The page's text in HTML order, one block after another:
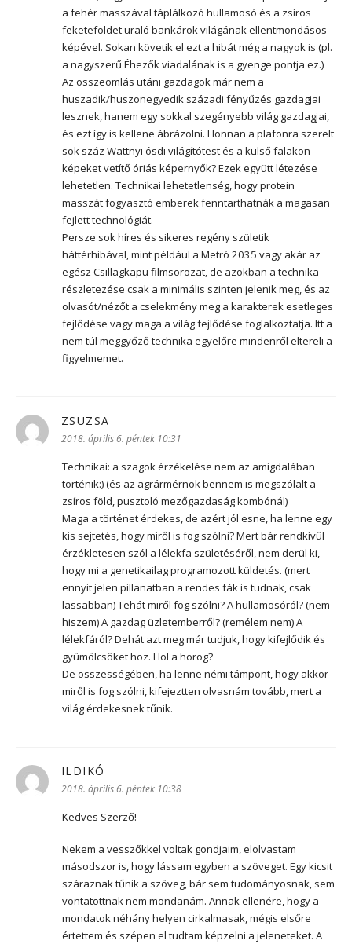
a fehér masszával táplálkozó hullamosó és a zsíros
feketeföldet uraló bankárok világának ellentmondásos
képével. Sokan követik el ezt a hibát még a nagyok is (pl.
a nagyszerű Éhezők viadalának is a gyenge pontja ez.)
Az összeomlás utáni gazdagok már nem a
huszadik/huszonegyedik századi fényűzés gazdagjai
lesznek, hanem egy sokkal szegényebb világ gazdagjai,
és ezt így is kellene ábrázolni. Honnan a plafonra szerelt
sok száz Wattnyi ósdi világítótest és a külső falakon
képeket vetítő óriás képernyők? Ezek együtt létezése
lehetetlen. Technikai lehetetlenség, hogy protein
masszát fogyasztó emberek fenntarthatnák a magasan
fejlett technológiát.
Persze sok híres és sikeres regény születik
háttérhibával, mint például a Metró 2035 vagy akár az
egész Csillagkapu filmsorozat, de azokban a technika
részletezése csak a minimális szinten jelenik meg, és az
olvasót/nézőt a cselekmény meg a karakterek esetleges
fejlődése vagy maga a világ fejlődése foglalkoztatja. Itt a
nem túl meggyőző technika egyelőre mindenről eltereli a
figyelmemet.
ZSUZSA
2018. április 6. péntek 10:31
Technikai: a szagok érzékelése nem az amigdalában
történik:) (és az agrármérnök bennem is megszólalt a
zsíros föld, pusztoló mezőgazdaság kombónál)
Maga a történet érdekes, de azért jól esne, ha lenne egy
kis sejtetés, hogy miről is fog szólni? Mert bár rendkívül
érzékletesen szól a lélekfa születéséről, nem derül ki,
hogy mi a genetikailag programozott küldetés. (mert
ennyit jelen pillanatban a rendes fák is tudnak, csak
lassabban) Tehát miről fog szólni? A hullamosóról? (nem
hiszem) A gazdag üzletemberről? (remélem nem) A
lélekfáról? Dehát azt meg már tudjuk, hogy kifejlődik és
gyümölcsöket hoz. Hol a horog?
De összességében, ha lenne némi támpont, hogy akkor
miről is fog szólni, kifejeztten olvasnám tovább, mert a
világ érdekesnek tűnik.
ILDIKÓ
2018. április 6. péntek 10:38
Kedves Szerző!
Nekem a vesszőkkel voltak gondjaim, elolvastam
másodszor is, hogy lássam egyben a szöveget. Egy kicsit
száraznak tűnik a szöveg, bár sem tudományosnak, sem
vontatottnak nem mondanám. Annak ellenére, hogy a
mondatok néhány helyen cirkalmasak, mégis elsőre
értettem és szépen el tudtam képzelni a jeleneteket. A